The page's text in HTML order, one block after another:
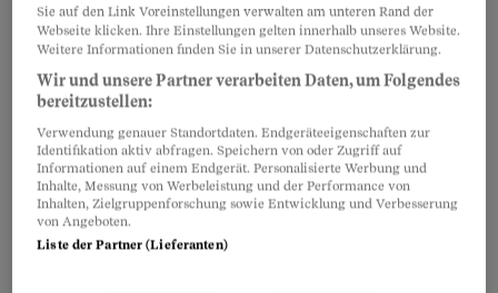
Marc Gerber
Leiter der Fachstelle Informatik, Alternative
Beschäftigungsgrad 90%
6920 Franken (100%-Lohn)
Sie auf den Link Voreinstellungen verwalten am unteren Rand der
Webseite klicken. Ihre Einstellungen gelten innerhalb unseres Website.
Weitere Informationen finden Sie in unserer Datenschutzerklärung.
Wir und unsere Partner verarbeiten Daten, um Folgendes
bereitzustellen:
Verwendung genauer Standortdaten. Endgeräteeigenschaften zur
Identifikation aktiv abfragen. Speichern von oder Zugriff auf
Informationen auf einem Endgerät. Personalisierte Werbung und
Inhalte, Messung von Werbeleistung und der Performance von
Inhalten, Zielgruppenforschung sowie Entwicklung und Verbesserung
von Angeboten.
Liste der Partner (Lieferanten)